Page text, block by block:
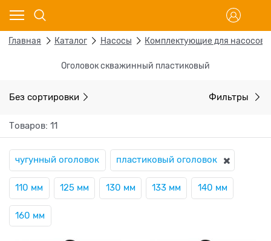
Главная Каталог Насосы Комплектующие для насосов
Оголовок скважинный пластиковый
Без сортировки Фильтры
Товаров: 11
чугунный оголовок пластиковый оголовок
110 мм 125 мм 130 мм 133 мм 140 мм
160 мм